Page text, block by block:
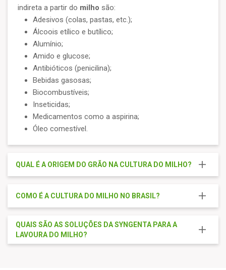
indireta a partir do milho são:
Adesivos (colas, pastas, etc.);
Álcoois etílico e butílico;
Alumínio;
Amido e glucose;
Antibióticos (penicilina);
Bebidas gasosas;
Biocombustíveis;
Inseticidas;
Medicamentos como a aspirina;
Óleo comestível.
QUAL É A ORIGEM DO GRÃO NA CULTURA DO MILHO?
COMO É A CULTURA DO MILHO NO BRASIL?
QUAIS SÃO AS SOLUÇÕES DA SYNGENTA PARA A
LAVOURA DO MILHO?